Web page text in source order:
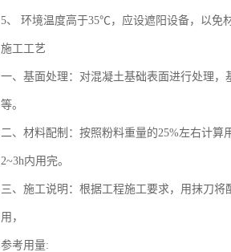
5、 环境温度高于35℃，应设遮阳设备，以免
施工工艺
一、基面处理：对混凝土基础表面进行处理
等。
二、材料配制：按照粉料重量的25%左右计算
2~3h内用完。
三、施工说明：根据工程施工要求，用抹刀
用，
参考用量: